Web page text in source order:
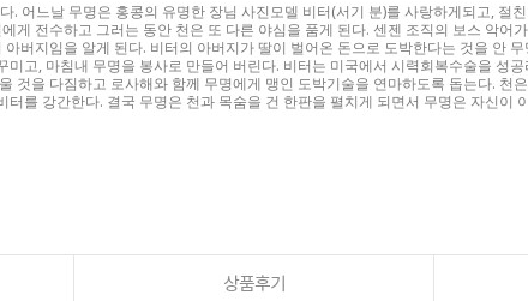
어느날 무명은 홍콩의 유명한 장님 사진모델 비터(서기 분)를 사랑하게되고, 절
전수하고 그러는 동안 천은 또 다른 야심을 품게 된다. 센젠 조직의 보스 악어
버지임을 알게 된다. 비터의 아버지가 딸이 벌어온 돈으로 도박한다는 것을 안
고, 마침내 무명을 봉사로 만들어 버린다. 비터는 미국에서 시력회복수술을 성
을 다짐하고 로사해와 함께 무명에게 맹인 도박기술을 연마하도록 돕는다. 천
를 강간한다. 결국 무명은 천과 목숨을 건 한판을 펼치게 되면서 무명은 자신이
상품후기